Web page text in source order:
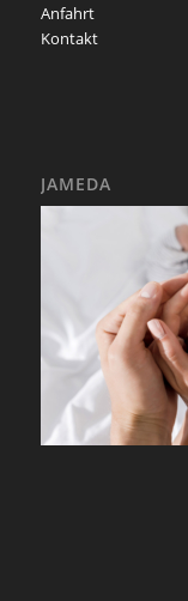
Anfahrt
Kontakt
JAMEDA